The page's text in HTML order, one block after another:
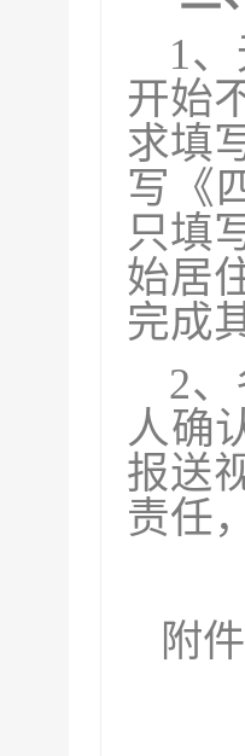
1
开始
求填
写《
只填
始居
完成
2
人确
报送
责任
附